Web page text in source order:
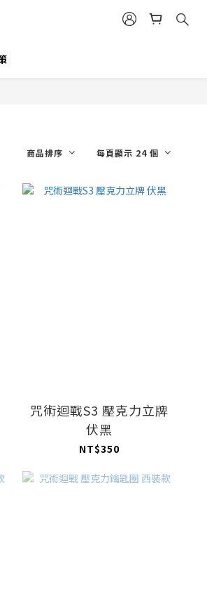
商品排序 每頁顯示 24 個
咒術迴戰S3 壓克力立牌
伏黑
NT$350